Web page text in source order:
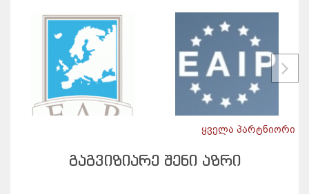
ყველა პარტნიორი
ᲒᲐᲒᲕᲘᲖᲘᲐᲠᲔ ᲨᲔᲜᲘ ᲐᲖᲠᲘ